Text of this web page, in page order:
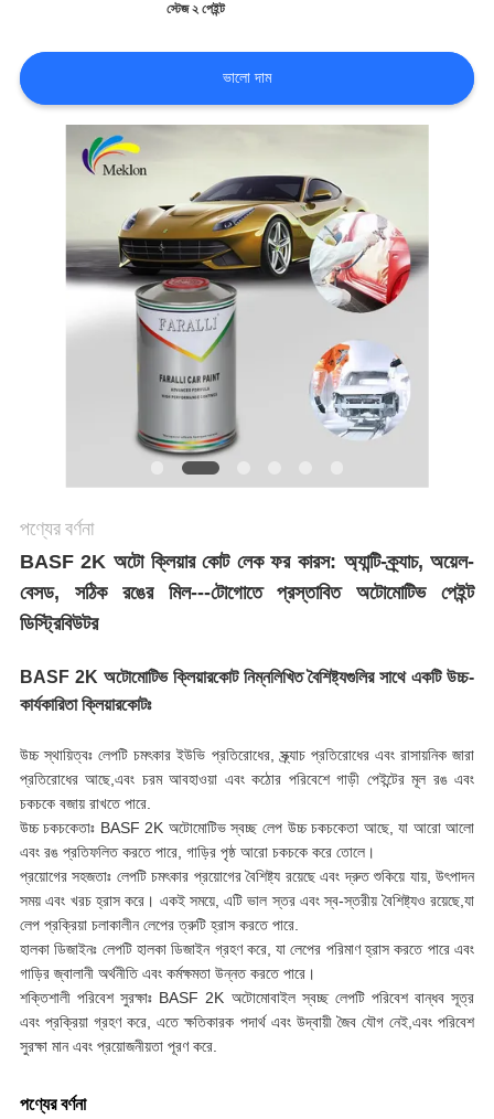
করুন
আবেদন
গোপনীয়তা
নীতি
স্টেজ ২ পেইন্ট
ভালো দাম
পণ্যের বর্ণনা
BASF 2K অটো ক্লিয়ার কোট লেক ফর কারস: অ্যান্টি-ক্র্যাচ, অয়েল-
বেসড, সঠিক রঙের মিল---টোগোতে প্রস্তাবিত অটোমোটিভ পেইন্ট
ডিস্ট্রিবিউটর
BASF 2K অটোমোটিভ ক্লিয়ারকোট নিম্নলিখিত বৈশিষ্ট্যগুলির সাথে একটি উচ্চ-
কার্যকারিতা ক্লিয়ারকোটঃ
উচ্চ স্থায়িত্বঃ লেপটি চমৎকার ইউভি প্রতিরোধের, স্ক্র্যাচ প্রতিরোধের এবং রাসায়নিক জারা
প্রতিরোধের আছে,এবং চরম আবহাওয়া এবং কঠোর পরিবেশে গাড়ী পেইন্টের মূল রঙ এবং
চকচকে বজায় রাখতে পারে.
উচ্চ চকচকেতাঃ BASF 2K অটোমোটিভ স্বচ্ছ লেপ উচ্চ চকচকেতা আছে, যা আরো আলো
এবং রঙ প্রতিফলিত করতে পারে, গাড়ির পৃষ্ঠ আরো চকচকে করে তোলে।
প্রয়োগের সহজতাঃ লেপটি চমৎকার প্রয়োগের বৈশিষ্ট্য রয়েছে এবং দ্রুত শুকিয়ে যায়, উৎপাদন
সময় এবং খরচ হ্রাস করে। একই সময়ে, এটি ভাল স্তর এবং স্ব-স্তরীয় বৈশিষ্ট্যও রয়েছে,যা
লেপ প্রক্রিয়া চলাকালীন লেপের ত্রুটি হ্রাস করতে পারে.
হালকা ডিজাইনঃ লেপটি হালকা ডিজাইন গ্রহণ করে, যা লেপের পরিমাণ হ্রাস করতে পারে এবং
গাড়ির জ্বালানী অর্থনীতি এবং কর্মক্ষমতা উন্নত করতে পারে।
শক্তিশালী পরিবেশ সুরক্ষাঃ BASF 2K অটোমোবাইল স্বচ্ছ লেপটি পরিবেশ বান্ধব সূত্র
এবং প্রক্রিয়া গ্রহণ করে, এতে ক্ষতিকারক পদার্থ এবং উদ্বায়ী জৈব যৌগ নেই,এবং পরিবেশ
সুরক্ষা মান এবং প্রয়োজনীয়তা পূরণ করে.
পণ্যের বর্ণনা